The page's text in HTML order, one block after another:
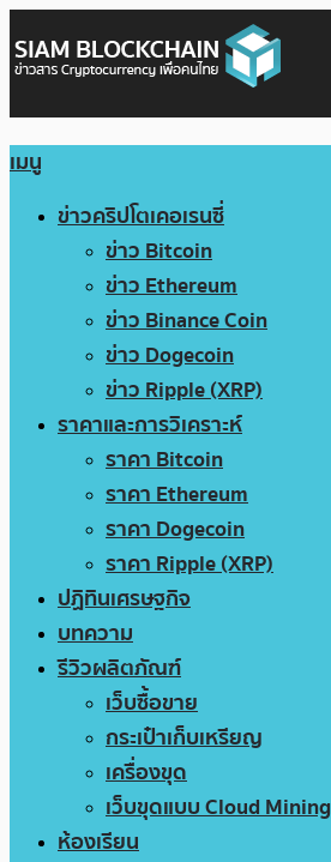
เมนู
ข่าวคริปโตเคอเรนซี่
ข่าว Bitcoin
ข่าว Ethereum
ข่าว Binance Coin
ข่าว Dogecoin
ข่าว Ripple (XRP)
ราคาและการวิเคราะห์
ราคา Bitcoin
ราคา Ethereum
ราคา Dogecoin
ราคา Ripple (XRP)
ปฏิทินเศรษฐกิจ
บทความ
รีวิวผลิตภัณฑ์
เว็บซื้อขาย
กระเป๋าเก็บเหรียญ
เครื่องขุด
เว็บขุดแบบ Cloud Mining
ห้องเรียน